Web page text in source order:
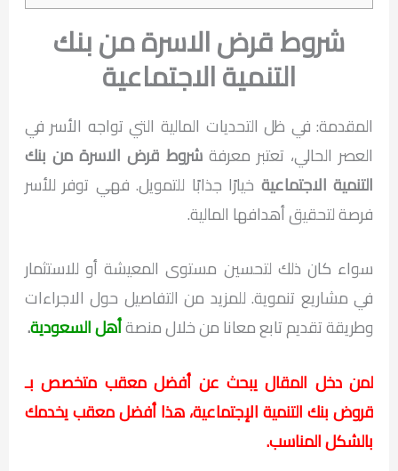
شروط قرض الاسرة من بنك
التنمية الاجتماعية
المقدمة: في ظل التحديات المالية التي تواجه الأسر في
العصر الحالي، تعتبر معرفةشروط قرض الاسرة من بنك
التنمية الاجتماعية خيارًا جذابًا للتمويل. فهي توفر للأسر
فرصة لتحقيق أهدافها المالية.
سواء كان ذلك لتحسين مستوى المعيشة أو للاستثمار
في مشاريع تنموية. للمزيد من التفاصيل حول الاجراءات
وطريقة تقديم تابع معانا من خلال منصةأهل السعودية.
لمن دخل المقال يبحث عن أفضل معقب متخصص بـ
قروض بنك التنمية الإجتماعية، هذا أفضل معقب يخدمك
بالشكل المناسب.